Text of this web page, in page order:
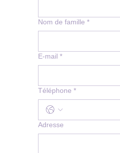
Nom de famille *
E‑mail *
Téléphone *
Adresse